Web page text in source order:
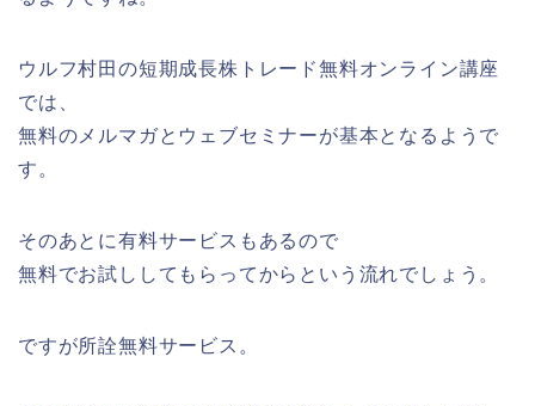
ウルフ村田の短期成長株トレード無料オンライン講座
では、
無料のメルマガとウェブセミナーが基本となるようで
す。
そのあとに有料サービスもあるので
無料でお試ししてもらってからという流れでしょう。
ですが所詮無料サービス。